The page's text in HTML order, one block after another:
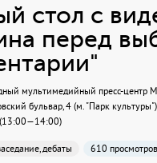
стол с
перед
мультимедийный пресс-центр
бульвар, 4 (м. "Парк культуры")
дебаты 610 просмотров